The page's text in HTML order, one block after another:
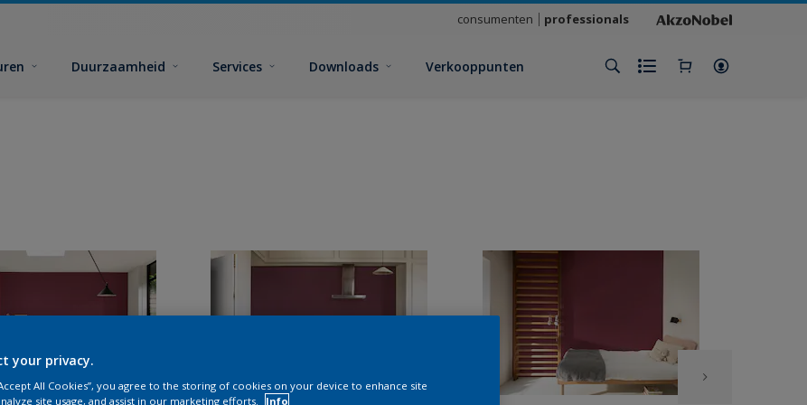
consumenten professionals
Duurzaamheid Services Downloads Verkooppunten
your privacy.
All Cookies”, you agree to the storing of cookies on your device to enhance site
site usage, and assist in our marketing efforts.
Info